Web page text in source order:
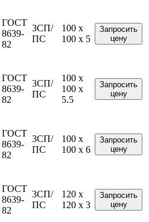
ГОСТ
8639-
82
3СП/
ПС
100 x
100 x 5
Запросить
цену
ГОСТ
8639-
82
3СП/
ПС
100 x
100 x
5.5
Запросить
цену
ГОСТ
8639-
82
3СП/
ПС
100 x
100 x 6
Запросить
цену
ГОСТ
8639-
82
3СП/
ПС
120 x
120 x 3
Запросить
цену